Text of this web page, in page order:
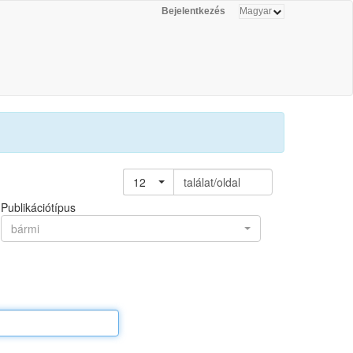
Bejelentkezés
12
találat/oldal
Publikációtípus
bármi